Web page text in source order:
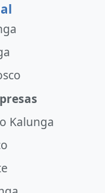
Kalunga